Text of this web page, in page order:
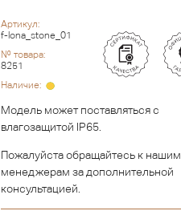
Артикул:
f-lona_stone_01
№ товара:
8251
Наличие:
Модель может поставляться с
влагозащитой IP65.
Пожалуйста обращайтесь к нашим
менеджерам за дополнительной
консультацией.